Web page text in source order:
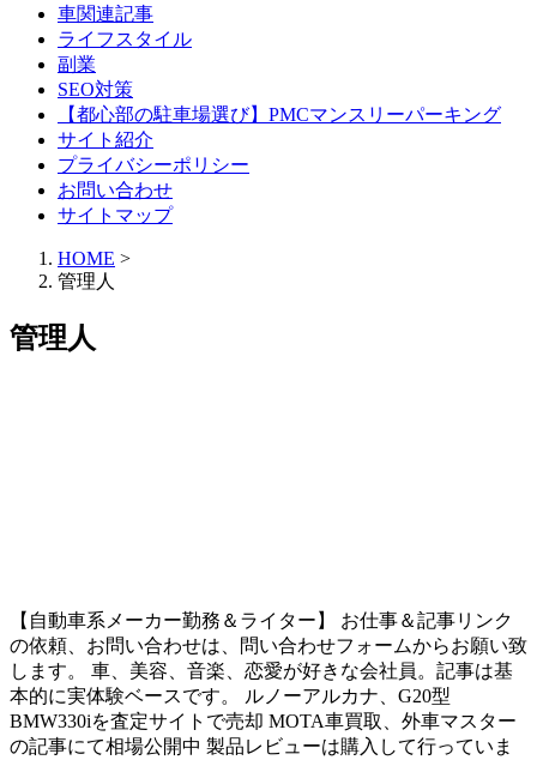
車関連記事
ライフスタイル
副業
SEO対策
【都心部の駐車場選び】PMCマンスリーパーキング
サイト紹介
プライバシーポリシー
お問い合わせ
サイトマップ
HOME >
管理人
管理人
【自動車系メーカー勤務＆ライター】 お仕事＆記事リンク
の依頼、お問い合わせは、問い合わせフォームからお願い致
します。 車、美容、音楽、恋愛が好きな会社員。記事は基
本的に実体験ベースです。 ルノーアルカナ、G20型
BMW330iを査定サイトで売却 MOTA車買取、外車マスター
の記事にて相場公開中 製品レビューは購入して行っていま